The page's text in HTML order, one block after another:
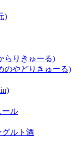
)
らりきゅーる)
のやどりきゅーる)
ール
グルト酒